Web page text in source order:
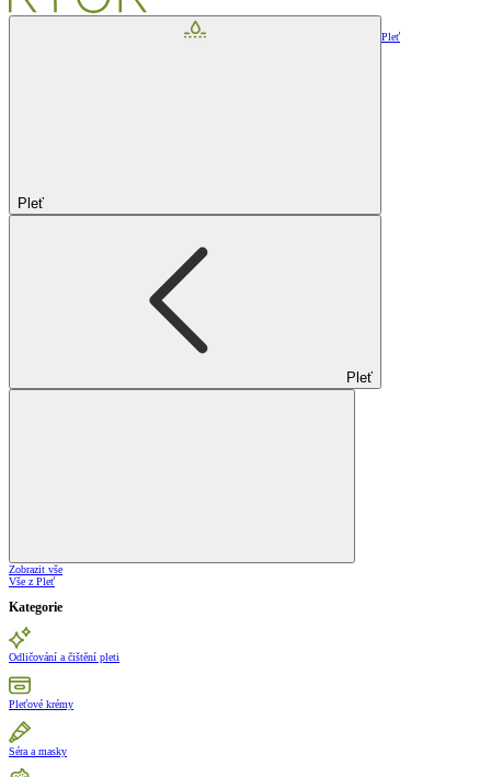
Pleť
Pleť
Pleť
Zobrazit vše
Vše z Pleť
Kategorie
Odličování a čištění pleti
Pleťové krémy
Séra a masky